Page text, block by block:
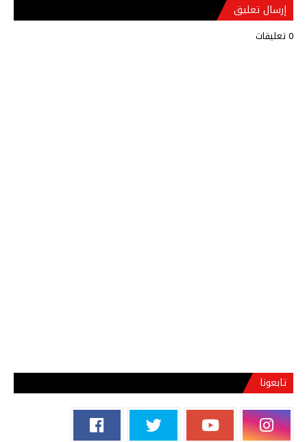
إرسال تعليق
0 تعليقات
تابعونا